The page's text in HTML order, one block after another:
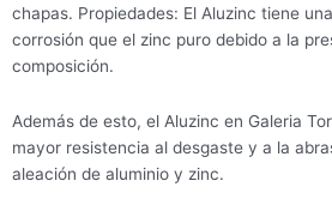
chapas. Propiedades: El Aluzinc tiene
corrosión que el zinc puro debido a la
composición.
Además de esto, el Aluzinc en Galeria
mayor resistencia al desgaste y a la
aleación de aluminio y zinc.